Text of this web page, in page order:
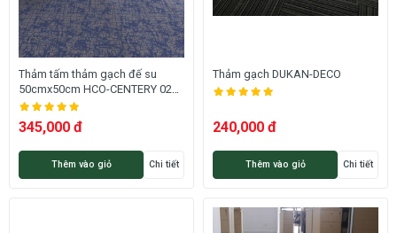
Thảm tấm thảm gạch đế su
50cmx50cm HCO-CENTERY 02
HNO
345,000 đ
Thêm vào giỏ Chi tiết
Thảm gạch DUKAN-DECO
240,000 đ
Thêm vào giỏ Chi tiết